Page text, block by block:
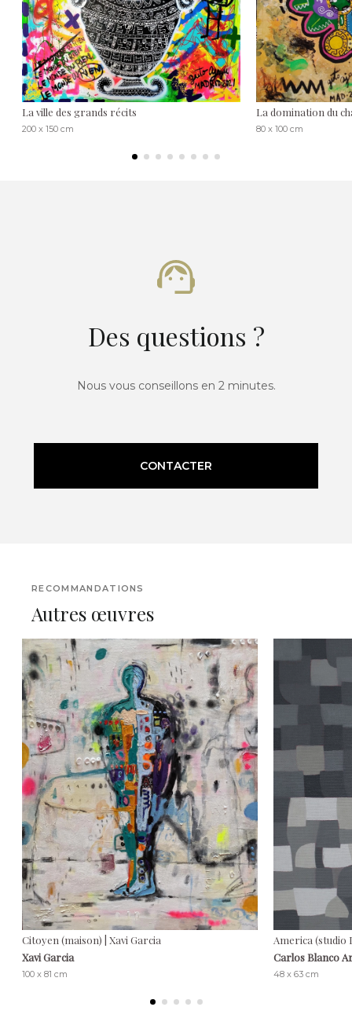
La ville des grands récits
200 x 150 cm
La domination du
80 x 100 cm
Des questions ?
Nous vous conseillons en 2 minutes.
CONTACTER
RECOMMANDATIONS
Autres œuvres
Citoyen (maison) | Xavi Garcia
Xavi Garcia
100 x 81 cm
America (studio
Carlos Blanco
48 x 63 cm